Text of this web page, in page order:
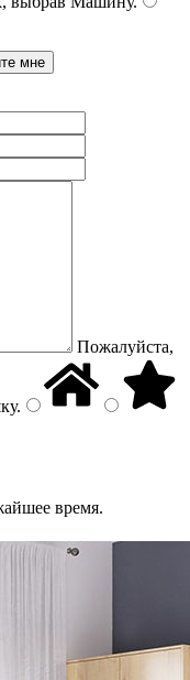
Пожалуйста,
.
время.